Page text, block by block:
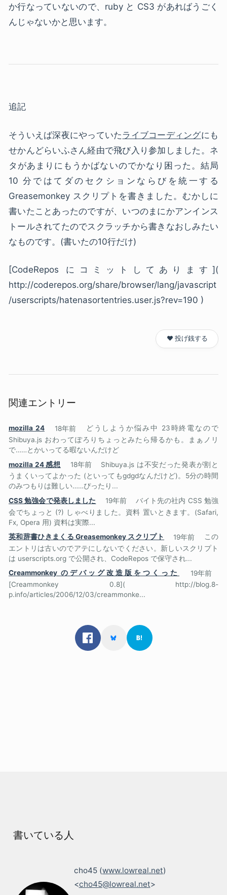
か行なっていないので、ruby と CS3 があればうごく
んじゃないかと思います。
追記
そういえば深夜にやっていた ライブコーディングにも
せかんどらいふさん経由で飛び入り参加しました。ネ
タがあまりにもうかばないのでかなり困った。結局
10 分ではてダのセクションならびを統一する
Greasemonkey スクリプトを書きました。むかしに
書いたことあったのですが、いつのまにかアンインス
トールされてたのでスクラッチから書きなおしみたい
なものです。(書いたの10行だけ)
[CodeRepos にコミットしてあります](
http://coderepos.org/share/browser/lang/javascript
/userscripts/hatenasortentries.user.js?rev=190 )
❤️ 投げ銭する
関連エントリー
mozilla 24 18年前
どうしようか悩み中 23時終電なので
Shibuya.js おわってぽろりちょっとみたら帰るかも。まぁノリ
で……とかいってる暇ないんだけど
mozilla 24 感想
18年前
Shibuya.js は不安だった発表が割と
うまくいってよかった (といってもgdgdなんだけど)。5分の時間
のみつもりは難しい……ぴったり...
CSS 勉強会で発表しました
19年前
バイト先の社内 CSS 勉強
会でちょっと (?) しゃべりました。資料 置いときます。(Safari,
Fx, Opera 用) 資料は実際...
英和辞書ひきまくる Greasemonkey スクリプト
19年前
この
エントリは古いのでアテにしないでください。新しいスクリプト
は userscripts.org で公開され、CodeRepos で保守され...
Creammonkey のデバッグ改造版をつくった
19年前
[Creammonkey 0.8]( http://blog.8-
p.info/articles/2006/12/03/creammonke...
書いている人
cho45 (www.lowreal.net)
<cho45@lowreal.net>